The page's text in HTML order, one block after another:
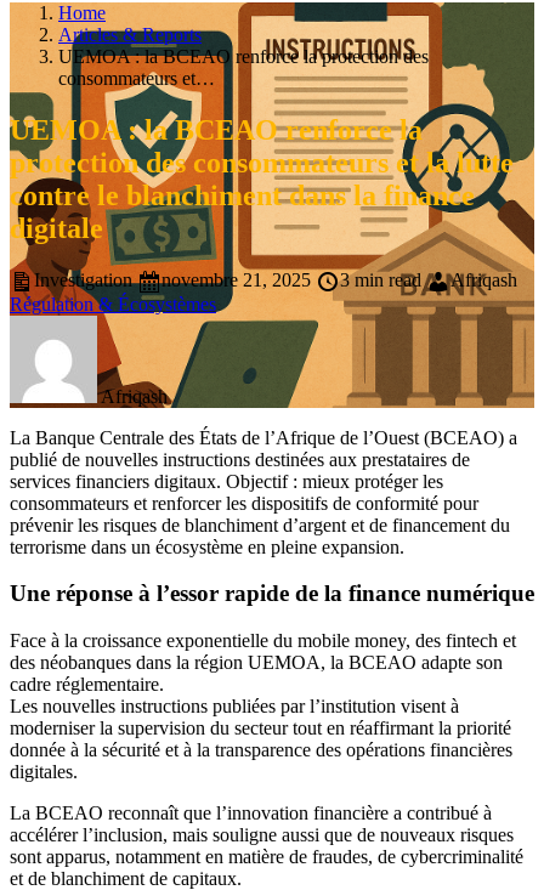
Home
Articles & Reports
UEMOA : la BCEAO renforce la protection des
consommateurs et…
UEMOA : la BCEAO renforce la
protection des consommateurs et la lutte
contre le blanchiment dans la finance
digitale
Investigation novembre 21, 2025 3 min read
Afriqash
Régulation & Écosystèmes
Afriqash
La Banque Centrale des États de l’Afrique de l’Ouest (BCEAO) a
publié de nouvelles instructions destinées aux prestataires de
services financiers digitaux. Objectif : mieux protéger les
consommateurs et renforcer les dispositifs de conformité pour
prévenir les risques de blanchiment d’argent et de financement du
terrorisme dans un écosystème en pleine expansion.
Une réponse à l’essor rapide de la finance numérique
Face à la croissance exponentielle du mobile money, des fintech et
des néobanques dans la région UEMOA, la BCEAO adapte son
cadre réglementaire.
Les nouvelles instructions publiées par l’institution visent à
moderniser la supervision du secteur tout en réaffirmant la priorité
donnée à la sécurité et à la transparence des opérations financières
digitales.
La BCEAO reconnaît que l’innovation financière a contribué à
accélérer l’inclusion, mais souligne aussi que de nouveaux risques
sont apparus, notamment en matière de fraudes, de cybercriminalité
et de blanchiment de capitaux.